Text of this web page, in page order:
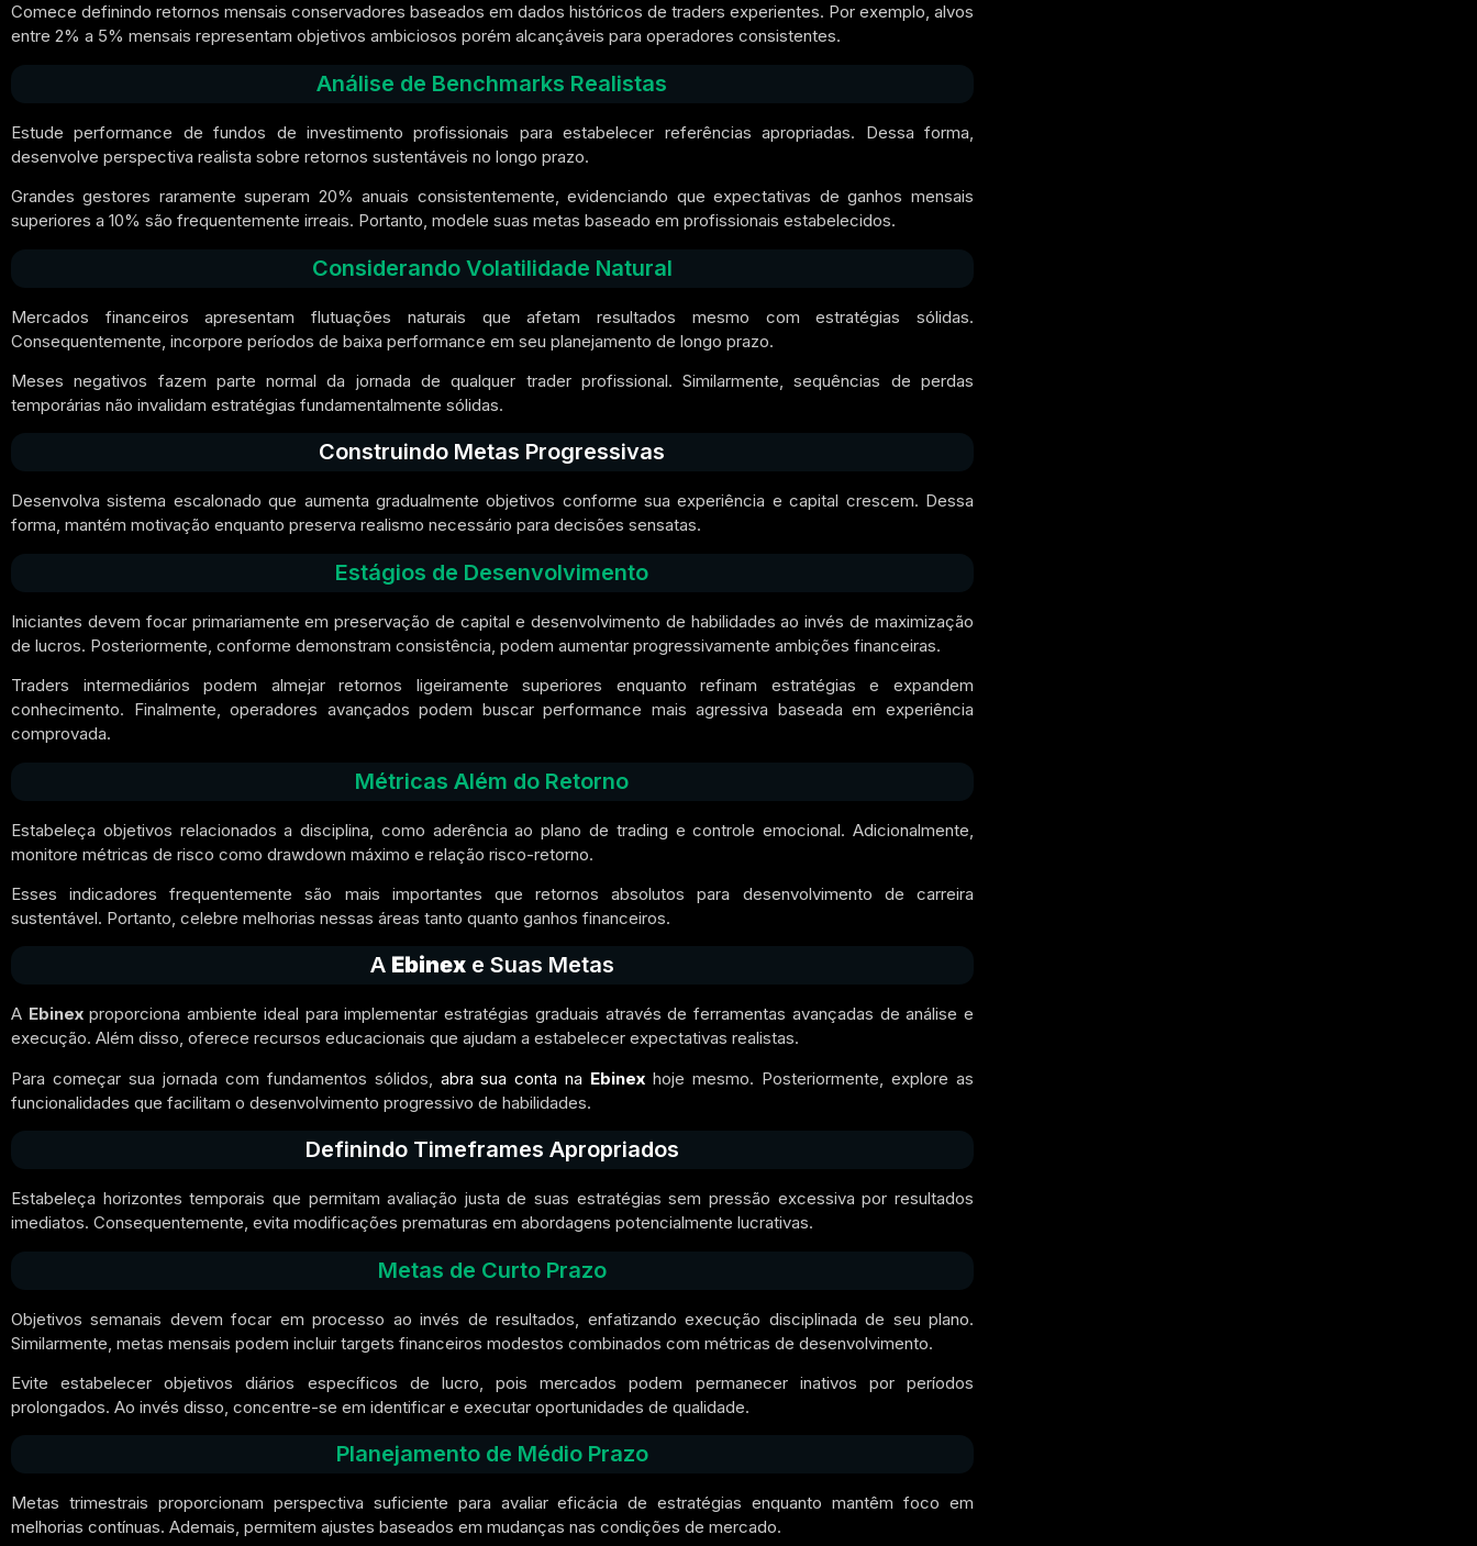
Comece definindo retornos mensais conservadores baseados em dados históricos de traders experientes. Por exemplo, alvos
entre 2% a 5% mensais representam objetivos ambiciosos porém alcançáveis para operadores consistentes.
Análise de Benchmarks Realistas
Estude performance de fundos de investimento profissionais para estabelecer referências apropriadas. Dessa forma,
desenvolve perspectiva realista sobre retornos sustentáveis no longo prazo.
Grandes gestores raramente superam 20% anuais consistentemente, evidenciando que expectativas de ganhos mensais
superiores a 10% são frequentemente irreais. Portanto, modele suas metas baseado em profissionais estabelecidos.
Considerando Volatilidade Natural
Mercados financeiros apresentam flutuações naturais que afetam resultados mesmo com estratégias sólidas.
Consequentemente, incorpore períodos de baixa performance em seu planejamento de longo prazo.
Meses negativos fazem parte normal da jornada de qualquer trader profissional. Similarmente, sequências de perdas
temporárias não invalidam estratégias fundamentalmente sólidas.
Construindo Metas Progressivas
Desenvolva sistema escalonado que aumenta gradualmente objetivos conforme sua experiência e capital crescem. Dessa
forma, mantém motivação enquanto preserva realismo necessário para decisões sensatas.
Estágios de Desenvolvimento
Iniciantes devem focar primariamente em preservação de capital e desenvolvimento de habilidades ao invés de maximização
de lucros. Posteriormente, conforme demonstram consistência, podem aumentar progressivamente ambições financeiras.
Traders intermediários podem almejar retornos ligeiramente superiores enquanto refinam estratégias e expandem
conhecimento. Finalmente, operadores avançados podem buscar performance mais agressiva baseada em experiência
comprovada.
Métricas Além do Retorno
Estabeleça objetivos relacionados a disciplina, como aderência ao plano de trading e controle emocional. Adicionalmente,
monitore métricas de risco como drawdown máximo e relação risco-retorno.
Esses indicadores frequentemente são mais importantes que retornos absolutos para desenvolvimento de carreira
sustentável. Portanto, celebre melhorias nessas áreas tanto quanto ganhos financeiros.
A Ebinexe Suas Metas
A Ebinexproporciona ambiente ideal para implementar estratégias graduais através de ferramentas avançadas de análise e
execução. Além disso, oferece recursos educacionais que ajudam a estabelecer expectativas realistas.
Para começar sua jornada com fundamentos sólidos, abra sua conta na Ebinex hoje mesmo. Posteriormente, explore as
funcionalidades que facilitam o desenvolvimento progressivo de habilidades.
Definindo Timeframes Apropriados
Estabeleça horizontes temporais que permitam avaliação justa de suas estratégias sem pressão excessiva por resultados
imediatos. Consequentemente, evita modificações prematuras em abordagens potencialmente lucrativas.
Metas de Curto Prazo
Objetivos semanais devem focar em processo ao invés de resultados, enfatizando execução disciplinada de seu plano.
Similarmente, metas mensais podem incluir targets financeiros modestos combinados com métricas de desenvolvimento.
Evite estabelecer objetivos diários específicos de lucro, pois mercados podem permanecer inativos por períodos
prolongados. Ao invés disso, concentre-se em identificar e executar oportunidades de qualidade.
Planejamento de Médio Prazo
Metas trimestrais proporcionam perspectiva suficiente para avaliar eficácia de estratégias enquanto mantêm foco em
melhorias contínuas. Ademais, permitem ajustes baseados em mudanças nas condições de mercado.